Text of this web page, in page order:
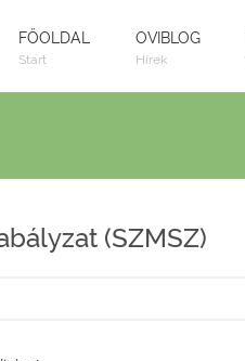
FŐOLDAL
Start
OVIBLOG
Hírek
(SZMSZ)